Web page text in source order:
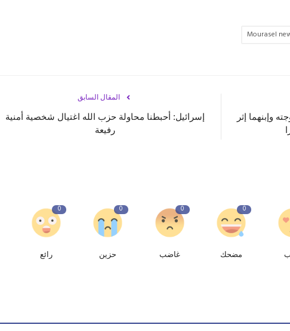
Mourasel
المقال السابق
إسرائيل: أحبطنا محاولة حزب الله اغتيال شخصية أمنية
رفيعة
وإبنهما إثر
0
مضحك
0
غاضب
0
حزين
0
رائع